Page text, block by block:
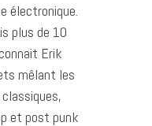
électronique.
plus de 10
Erik
mêlant les
et post punk